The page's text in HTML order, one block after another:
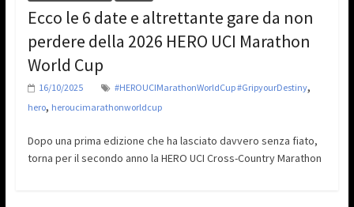
Ecco le 6 date e altrettante gare da non
perdere della 2026 HERO UCI Marathon
World Cup
16/10/2025 #HEROUCIMarathonWorldCup #GripyourDestiny,
hero, heroucimarathonworldcup
Dopo una prima edizione che ha lasciato davvero senza fiato,
torna per il secondo anno la HERO UCI Cross-Country Marathon